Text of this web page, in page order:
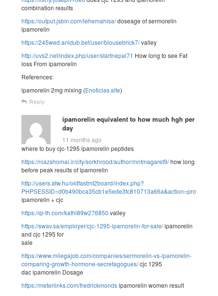
combination results
https://output.jsbin.com/lehemahisa/doseage of sermorelin
ipamorelin
https://245wed.anidub.bet/user/blousebrick7/valley
http://uvs2.net/index.php/user/startnepal71 How long to see Fat
loss From ipamorelin
References:
ipamorelin 2mg mixing (Enoticias.site)
Reply
ipamorelin equivalent to how much hgh per
day
11 months ago
where to buy cjc-1295 ipamorelin peptides
https://niazshomal.ir/city/sorkhrood/author/mntmagaret9/how long
before peak results of ipamorelin
http://users.atw.hu/oldfastmt2board/index.php?
ipamorelin + cjc
https://qr-th.com/kathi89w276850 valley
https://swav.sa/employer/cjc-1295-ipamorelin-for-sale/ipamorelin
and cjc 1295 for
sale
https://www.milegajob.com/companies/sermorelin-vs-ipamorelin-
comparing-growth-hormone-secretagogues/cjc 1295
dac ipamorelin Dosage
https://meterlinks.com/fredrickmondsipamorelin women result